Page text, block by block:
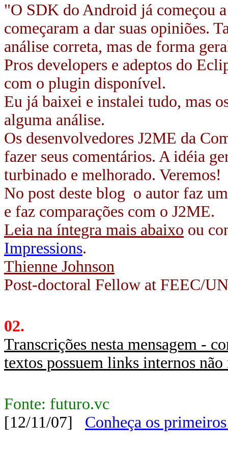
"O SDK do Android já começou
começaram a dar suas opiniões.
análise correta, mas de forma
Pros developers e adeptos do
com o plugin disponível.
Eu já baixei e instalei tudo, mas
alguma análise.
Os desenvolvedores J2ME da
fazer seus comentários. A idéia
turbinado e melhorado. Veremos!
No post deste blog o autor faz
e faz comparações com o J2ME.
Leia na íntegra mais abaixo ou
Impressions.
Thienne Johnson
Post-doctoral Fellow at FEEC/
02.
Transcrições nesta mensagem -
textos possuem links internos
Fonte: futuro.vc
[12/11/07] Conheça os